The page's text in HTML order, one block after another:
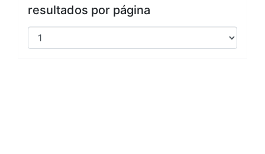
resultados por página